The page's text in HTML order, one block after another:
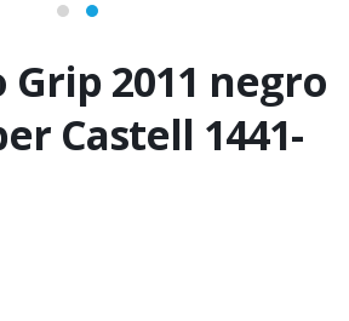
2011 negro
Castell 1441-